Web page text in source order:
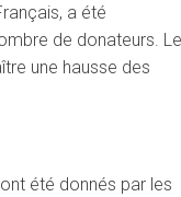
a été
de donateurs. Le
une hausse des
été donnés par les